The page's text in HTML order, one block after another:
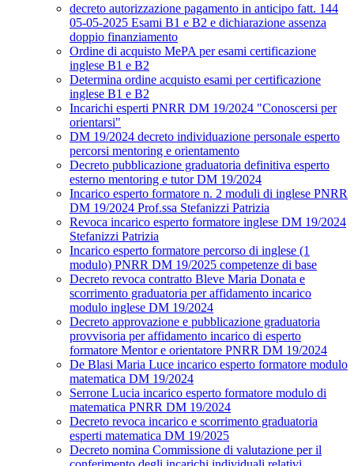
decreto autorizzazione pagamento in anticipo fatt. 144
05-05-2025 Esami B1 e B2 e dichiarazione assenza
doppio finanziamento
Ordine di acquisto MePA per esami certificazione
inglese B1 e B2
Determina ordine acquisto esami per certificazione
inglese B1 e B2
Incarichi esperti PNRR DM 19/2024 "Conoscersi per
orientarsi"
DM 19/2024 decreto individuazione personale esperto
percorsi mentoring e orientamento
Decreto pubblicazione graduatoria definitiva esperto
esterno mentoring e tutor DM 19/2024
Incarico esperto formatore n. 2 moduli di inglese PNRR
DM 19/2024 Prof.ssa Stefanizzi Patrizia
Revoca incarico esperto formatore inglese DM 19/2024
Stefanizzi Patrizia
Incarico esperto formatore percorso di inglese (1
modulo) PNRR DM 19/2025 competenze di base
Decreto revoca contratto Bleve Maria Donata e
scorrimento graduatoria per affidamento incarico
modulo inglese DM 19/2024
Decreto approvazione e pubblicazione graduatoria
provvisoria per affidamento incarico di esperto
formatore Mentor e orientatore PNRR DM 19/2024
De Blasi Maria Luce incarico esperto formatore modulo
matematica DM 19/2024
Serrone Lucia incarico esperto formatore modulo di
matematica PNRR DM 19/2024
Decreto revoca incarico e scorrimento graduatoria
esperti matematica DM 19/2025
Decreto nomina Commissione di valutazione per il